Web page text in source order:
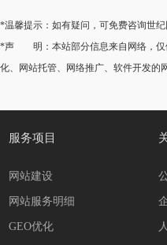
*温馨提示：如有疑问，可免费咨询世
*声 明：本站部分信息来自网络，仅供
化、网站托管、网络推广、软件开发的
服务项目
网站建设
网站服务明细
GEO优化